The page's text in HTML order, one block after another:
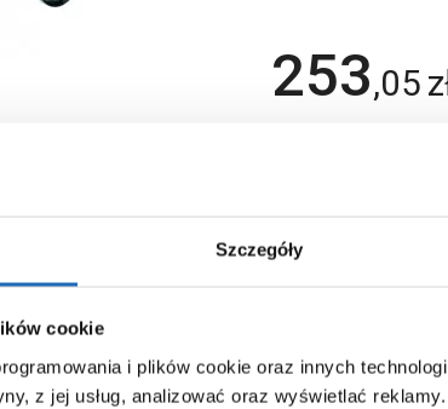
Szczegóły
cookie
i plików cookie oraz innych
z jej usług, analizować oraz wyświetlać reklamy.
253,05